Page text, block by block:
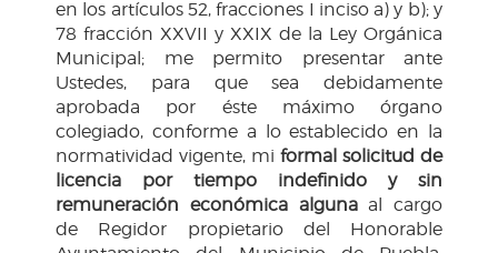
en los artículos 52, fracciones I inciso a) y b); y
78 fracción XXVII y XXIX de la Ley Orgánica
Municipal; me permito presentar ante
Ustedes, para que sea debidamente
aprobada por éste máximo órgano
colegiado, conforme a lo establecido en la
normatividad vigente, mi formal solicitud de
licencia por tiempo indefinido y sin
remuneración económica algunaal cargo
de Regidor propietario del Honorable